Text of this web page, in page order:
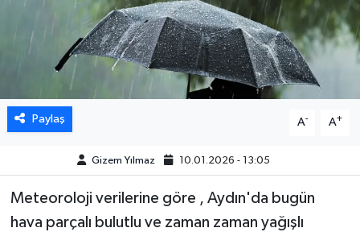
Paylaş A- A+
Gizem Yılmaz 10.01.2026 - 13:05
Meteoroloji verilerine göre , Aydın'da bugün
hava parçalı bulutlu ve zaman zaman yağışlı
EKOLOJİ VE ÇEVRE
BİLİM VE TEKNOLOJİ
GENEL
GÜNDEM
HABERDE İNSAN